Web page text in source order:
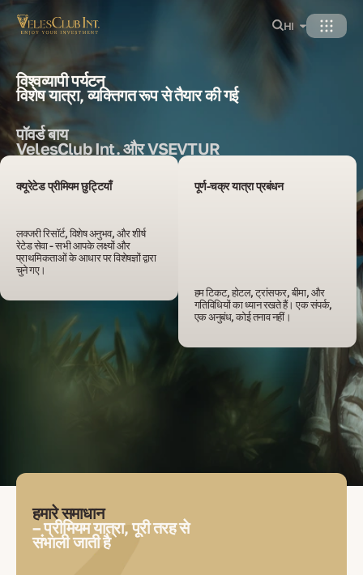
HI
विश्वव्यापी पर्यटन
विशेष यात्रा, व्यक्तिगत रूप से तैयार की गई
पॉवर्ड बाय
VelesClub Int. और VSEVTUR
क्यूरेटेड प्रीमियम छुट्टियाँ
लक्जरी रिसॉर्ट, विशेष अनुभव, और शीर्ष
रेटेड सेवा - सभी आपके लक्ष्यों और
प्राथमिकताओं के आधार पर विशेषज्ञों द्वारा
चुने गए।
पूर्ण-चक्र यात्रा प्रबंधन
हम टिकट, होटल, ट्रांसफर, बीमा, और
गतिविधियों का ध्यान रखते हैं। एक संपर्क,
एक अनुबंध, कोई तनाव नहीं।
हमारे समाधान
– प्रीमियम यात्रा, पूरी तरह से
संभाली जाती है